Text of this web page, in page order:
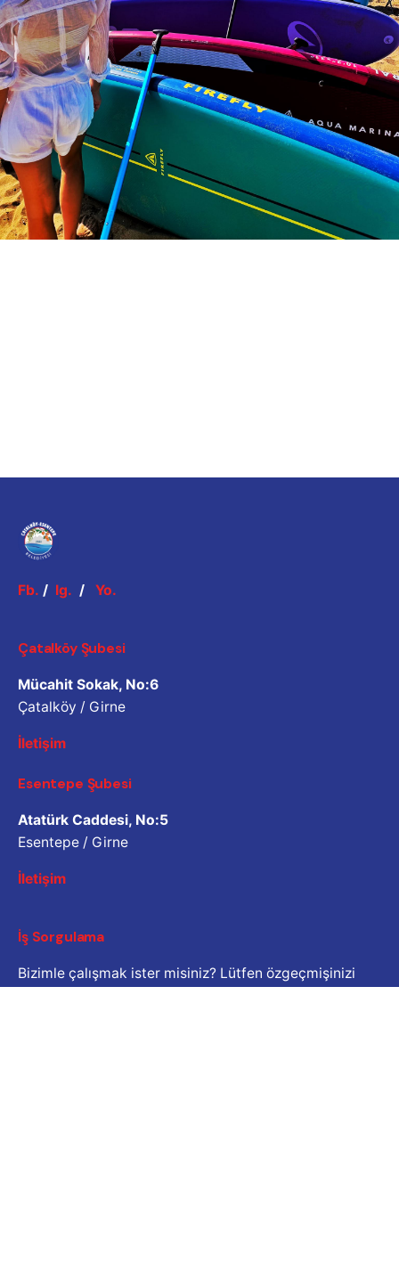
Fb. / Ig. / Yo.
Çatalköy Şubesi
Mücahit Sokak, No:6
Çatalköy / Girne
İletişim
Esentepe Şubesi
Atatürk Caddesi, No:5
Esentepe / Girne
İletişim
İş Sorgulama
Bizimle çalışmak ister misiniz? Lütfen özgeçmişinizi